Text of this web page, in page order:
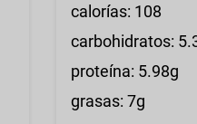
calorías: 108
carbohidratos:
proteína: 5.98g
grasas: 7g